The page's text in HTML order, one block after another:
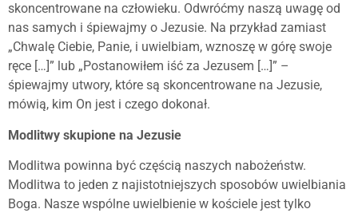
skoncentrowane na człowieku. Odwróćmy naszą uwagę od
nas samych i śpiewajmy o Jezusie. Na przykład zamiast
„Chwalę Ciebie, Panie, i uwielbiam, wznoszę w górę swoje
ręce […]” lub „Postanowiłem iść za Jezusem […]” –
śpiewajmy utwory, które są skoncentrowane na Jezusie,
mówią, kim On jest i czego dokonał.
Modlitwy skupione na Jezusie
Modlitwa powinna być częścią naszych nabożeństw.
Modlitwa to jeden z najistotniejszych sposobów uwielbiania
Boga. Nasze wspólne uwielbienie w kościele jest tylko